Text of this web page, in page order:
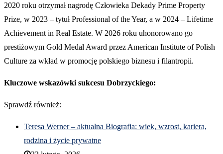
2020 roku otrzymał nagrodę Człowieka Dekady Prime Property
Prize, w 2023 – tytuł Professional of the Year, a w 2024 – Lifetime
Achievement in Real Estate. W 2026 roku uhonorowano go
prestiżowym Gold Medal Award przez American Institute of Polish
Culture za wkład w promocję polskiego biznesu i filantropii.
Kluczowe wskazówki sukcesu Dobrzyckiego:
Sprawdź również:
Teresa Werner – aktualna Biografia: wiek, wzrost, kariera,
rodzina i życie prywatne